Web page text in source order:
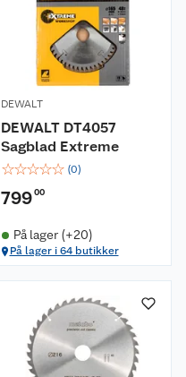
DEWALT
DEWALT DT4057
Sagblad Extreme
☆☆☆☆☆ (0)
79900
På lager (+20)
På lager i 64 butikker